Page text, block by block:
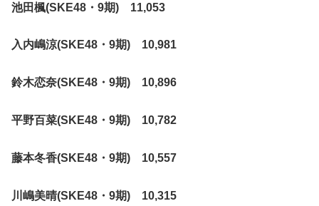
池田楓(SKE48・9期) 11,053
入内嶋涼(SKE48・9期) 10,981
鈴木恋奈(SKE48・9期) 10,896
平野百菜(SKE48・9期) 10,782
藤本冬香(SKE48・9期) 10,557
川嶋美晴(SKE48・9期) 10,315